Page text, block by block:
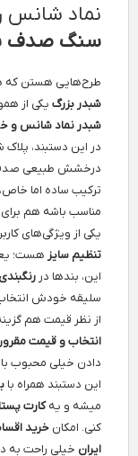
نماد شانس
سنگ صدف
طرح‌هایی هستن که
شبدر بزرگ یکی از
شبدر نماد شانس و
در این دستبند،
درخشش طبیعی صدف
ترکیب ساده اما
مناسب باشه هم
یکی از ویژگی‌های
تنظیم سایز هست؛
این، بندها در
سلیقه خودش
از نظر قیمت هم
انتخاب و قیمت
دادن خیلی محبوب
این دستبند همراه با
میشه و یهکارت
کنی. امکان خرید اقساطی
ایران خیلی راحت به